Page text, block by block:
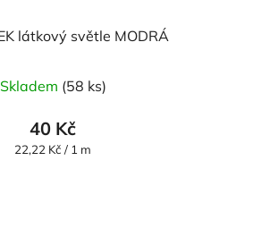
látkový světle MODRÁ
Skladem (58 ks)
40 Kč
Měrná
22,22 Kč / 1 m